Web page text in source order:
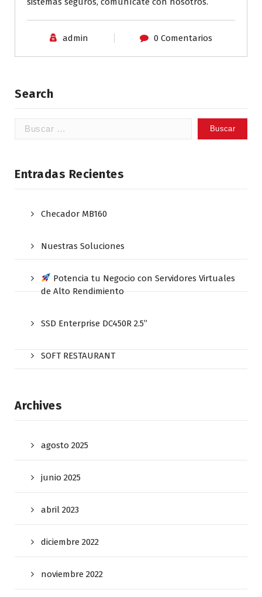
admin 0 Comentarios
Search
Buscar:
Entradas Recientes
Checador MB160
Nuestras Soluciones
Potencia tu Negocio con Servidores Virtuales
de Alto Rendimiento
SSD Enterprise DC450R 2.5”
SOFT RESTAURANT
Archives
agosto 2025
junio 2025
abril 2023
diciembre 2022
noviembre 2022